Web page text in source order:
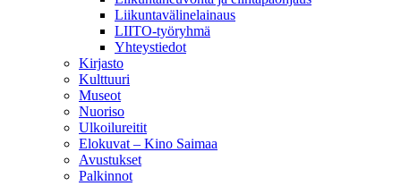
Liikuntavälinelainaus
LIITO-työryhmä
Yhteystiedot
Kirjasto
Kulttuuri
Museot
Nuoriso
Ulkoilureitit
Elokuvat – Kino Saimaa
Avustukset
Palkinnot